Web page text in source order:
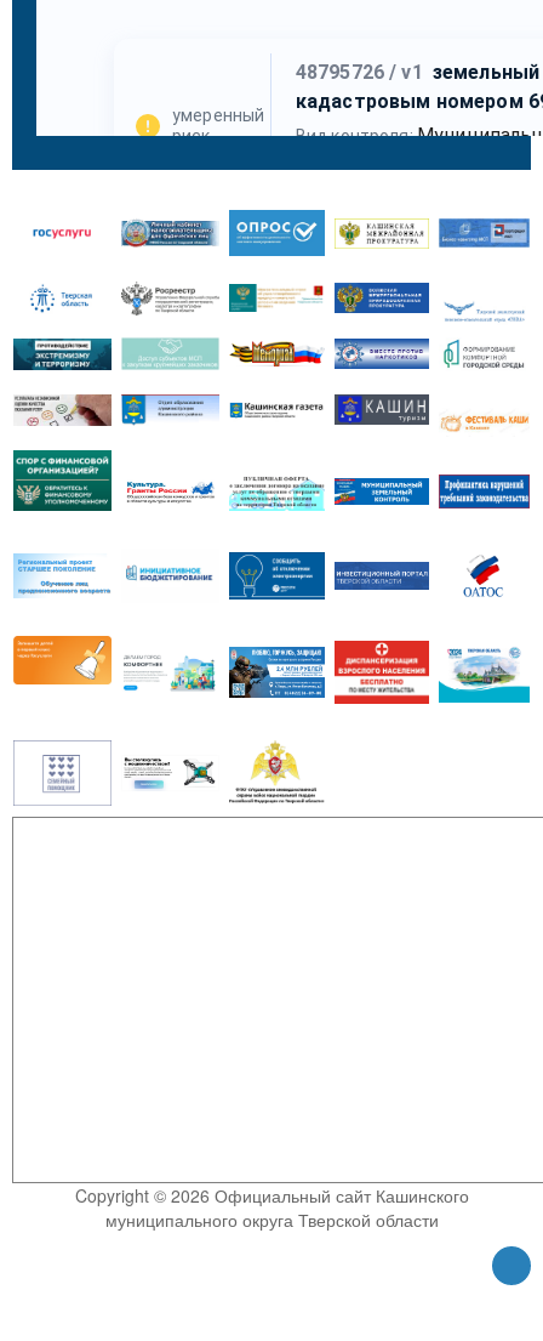
Copyright © 2026 Официальный сайт Кашинского
муниципального округа Тверской области